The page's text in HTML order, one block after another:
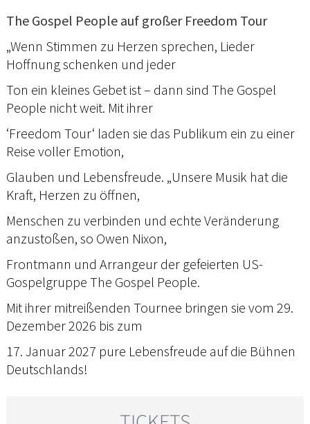
The Gospel People auf großer Freedom Tour
„Wenn Stimmen zu Herzen sprechen, Lieder
Hoffnung schenken und jeder
Ton ein kleines Gebet ist – dann sind The Gospel
People nicht weit. Mit ihrer
‘Freedom Tour‘ laden sie das Publikum ein zu einer
Reise voller Emotion,
Glauben und Lebensfreude. „Unsere Musik hat die
Kraft, Herzen zu öffnen,
Menschen zu verbinden und echte Veränderung
anzustoßen, so Owen Nixon,
Frontmann und Arrangeur der gefeierten US-
Gospelgruppe The Gospel People.
Mit ihrer mitreißenden Tournee bringen sie vom 29.
Dezember 2026 bis zum
17. Januar 2027 pure Lebensfreude auf die Bühnen
Deutschlands!